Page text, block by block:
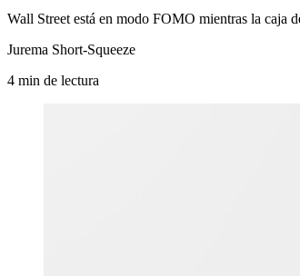
Wall Street está en modo FOMO mientras la caja
Jurema Short-Squeeze
4 min de lectura